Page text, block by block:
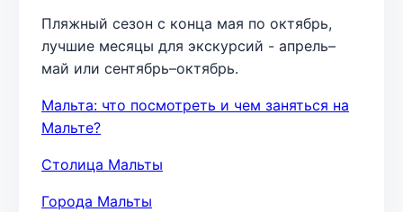
Пляжный сезон с конца мая по октябрь,
лучшие месяцы для экскурсий - апрель–
май или сентябрь–октябрь.
Мальта: что посмотреть и чем заняться на
Мальте?
Столица Мальты
Города Мальты